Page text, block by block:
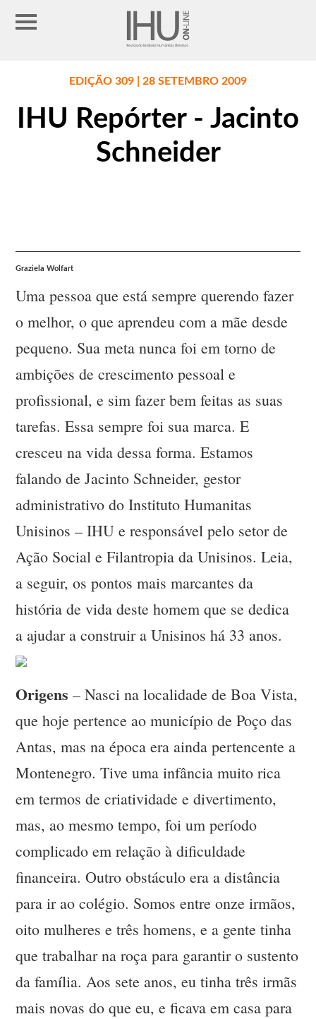
EDIÇÃO 309 | 28 SETEMBRO 2009
IHU Repórter - Jacinto
Schneider
Graziela Wolfart
Uma pessoa que está sempre querendo fazer
o melhor, o que aprendeu com a mãe desde
pequeno. Sua meta nunca foi em torno de
ambições de crescimento pessoal e
profissional, e sim fazer bem feitas as suas
tarefas. Essa sempre foi sua marca. E
cresceu na vida dessa forma. Estamos
falando de Jacinto Schneider, gestor
administrativo do Instituto Humanitas
Unisinos – IHU e responsável pelo setor de
Ação Social e Filantropia da Unisinos. Leia,
a seguir, os pontos mais marcantes da
história de vida deste homem que se dedica
a ajudar a construir a Unisinos há 33 anos.
Origens – Nasci na localidade de Boa Vista,
que hoje pertence ao município de Poço das
Antas, mas na época era ainda pertencente a
Montenegro. Tive uma infância muito rica
em termos de criatividade e divertimento,
mas, ao mesmo tempo, foi um período
complicado em relação à dificuldade
financeira. Outro obstáculo era a distância
para ir ao colégio. Somos entre onze irmãos,
oito mulheres e três homens, e a gente tinha
que trabalhar na roça para garantir o sustento
da família. Aos sete anos, eu tinha três irmãs
mais novas do que eu, e ficava em casa para